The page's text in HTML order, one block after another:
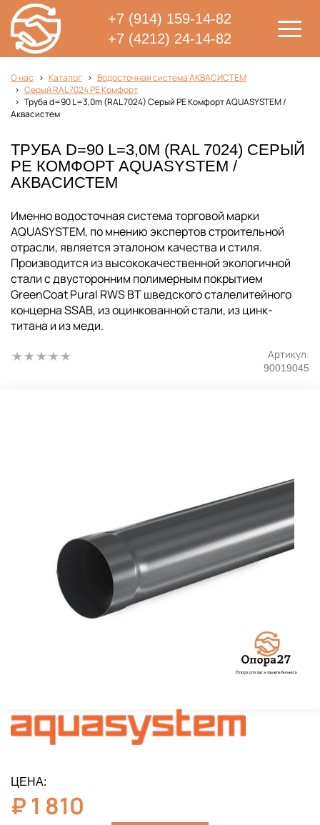
+7 (914) 159-14-82
+7 (4212) 24-14-82
О нас Каталог
Водосточная система АКВАСИСТЕМ
Серый RAL 7024 PE Комфорт
Труба d=90 L=3,0m (RAL 7024) Серый PE Комфорт AQUASYSTEM /
Аквасистем
ТРУБА D=90 L=3,0M (RAL 7024) СЕРЫЙ
PE КОМФОРТ AQUASYSTEM /
АКВАСИСТЕМ
Именно водосточная система торговой марки
AQUASYSTEM, по мнению экспертов строительной
отрасли, является эталоном качества и стиля.
Производится из высококачественной экологичной
стали с двусторонним полимерным покрытием
GreenCoat Pural RWS BT шведского сталелитейного
концерна SSAB, из оцинкованной стали, из цинк-
титана и из меди.
Артикул:
90019045
ЦЕНА:
₽ 1 810